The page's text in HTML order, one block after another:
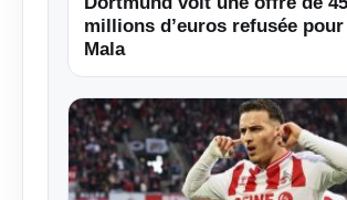
millions d’euros refusée pour
Mala